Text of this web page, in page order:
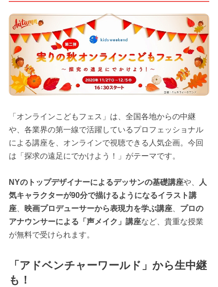
「オンラインこどもフェス」は、全国各地からの中継
や、各業界の第一線で活躍しているプロフェッショナル
による講座を、オンラインで視聴できる人気企画。今回
は「探求の遠足にでかけよう！」がテーマです。
NYのトップデザイナーによるデッサンの基礎講座や、
人
気キャラクターが90分で描けるようになるイラスト講
座、 映画プロデューサーから表現力を学ぶ講座、 プロの
アナウンサーによる「声メイク」講座など、貴重な授業
が無料で受けられます。
「アドベンチャーワールド」から生中継
も！